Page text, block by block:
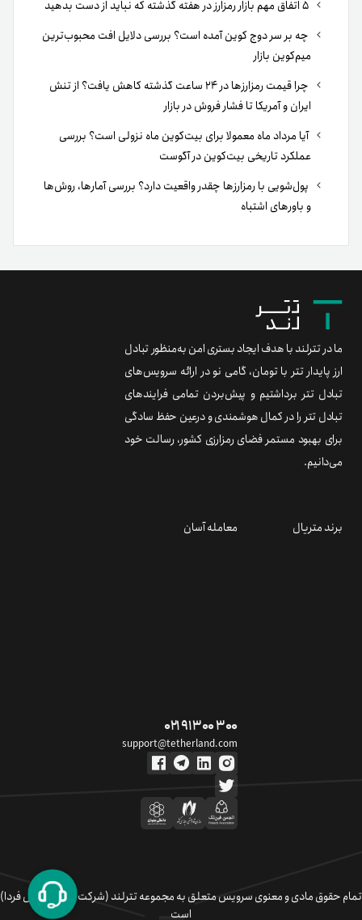
چه بر سر دوج کوین آمده است؟ بررسی دلایل افت محبوب‌ترین
میم‌کوین بازار
چرا قیمت رمزارزها در ۲۴ ساعت گذشته کاهش یافت؟ از تنش
ایران و آمریکا تا فشار فروش در بازار
آیا مرداد ماه معمولا برای بیت‌کوین ماه نزولی است؟ بررسی
عملکرد تاریخی بیت‌کوین در آگوست
پول‌شویی با رمزارزها چقدر واقعیت دارد؟ بررسی آمارها، روش‌ها
و باورهای اشتباه
ما در تترلند با هدف ایجاد بستری امن به‌منظور تبادل
ارز پایدار تتر با تومان، گامی نو در ارائه سرویس‌های
تبادل تتر برداشتیم و پیش‌بردن تمامی فرایندهای
تبادل تتر را در کمال هوشمندی و درعین حفظ سادگی
برای بهبود مستمر فضای رمزارزی کشور، رسالت خود
می‌دانیم.
برند متریال معامله آسان
۰۲۱ ۹۱ ۳۰۰ ۳۰۰
support@tetherland.com
تمام حقوق مادی و معنوی سرویس متعلق به مجموعه تترلند (شرکت سکوی تبادل فردا)
است